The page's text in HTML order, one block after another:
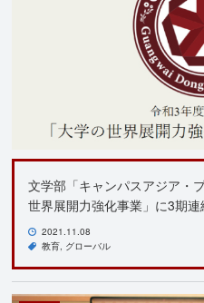
文学部「キャンパスアジア・
世界展開力強化事業」に3期連
2021.11.08
教育 グローバル